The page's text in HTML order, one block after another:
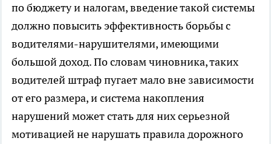
по бюджету и налогам, введение такой системы
должно повысить эффективность борьбы с
водителями-нарушителями, имеющими
большой доход. По словам чиновника, таких
водителей штраф пугает мало вне зависимости
от его размера, и система накопления
нарушений может стать для них серьезной
мотивацией не нарушать правила дорожного